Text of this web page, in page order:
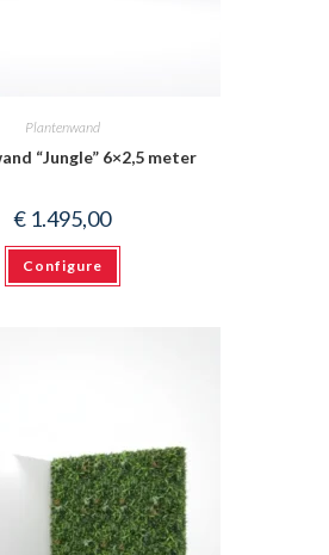
Plantenwand
“Jungle” 6×2,5 meter
€ 1.495,00
Configure